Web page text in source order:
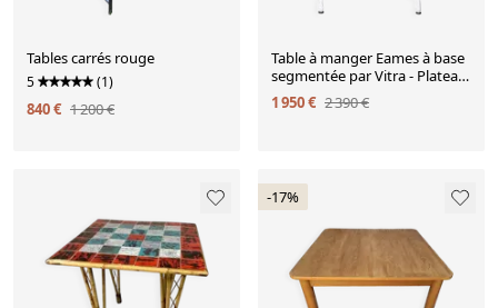
Tables carrés rouge
5 (1)
840 € 1 200 €
Table à manger Eames à base
segmentée par Vitra - Plateau
carré en chêne sur mesure
1 950 € 2 390 €
-17%